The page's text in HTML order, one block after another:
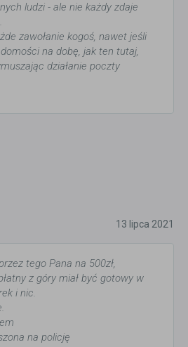
ludzi - ale nie każdy zdaje
zawołanie kogoś, nawet jeśli
na dobę, jak ten tutaj,
działanie poczty
13 lipca 2021
tego Pana na 500zł,
z góry miał być gotowy w
i nic.
na policję